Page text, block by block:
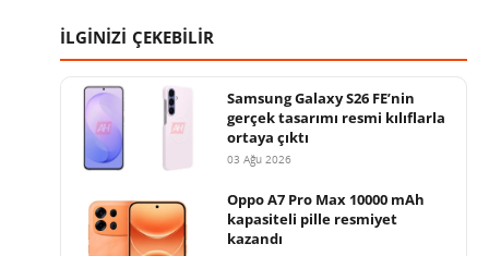
İLGİNİZİ ÇEKEBİLİR
Samsung Galaxy S26 FE’nin
gerçek tasarımı resmi kılıflarla
ortaya çıktı
03 Ağu 2026
Oppo A7 Pro Max 10000 mAh
kapasiteli pille resmiyet
kazandı